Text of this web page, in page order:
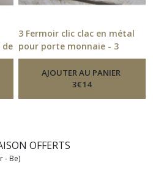
3 Fermoir clic clac en métal
pour porte monnaie - 3
dimensions - 17.9-Fermoirs De
AJOUTER AU PANIER
3€14
OFFERTS
- Be)